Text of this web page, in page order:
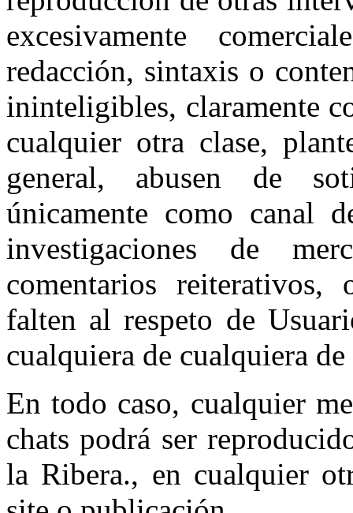
excesivamente
redacción, sintaxis o
ininteligibles, claramente
cualquier otra clase,
general, abusen de
únicamente como canal
investigaciones de
comentarios
falten al respeto de
cualquiera de cualquiera
En todo caso, cualquier
chats podrá ser
la Ribera., en cualquier